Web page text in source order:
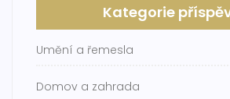
Kategorie
Umění a řemesla
Domov a zahrada